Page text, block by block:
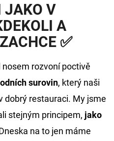
JAKO V
A
✅
rozvoní poctivě
surovin, který naši
dobrý restauraci. My jsme
stejným principem, jako
na to jen máme